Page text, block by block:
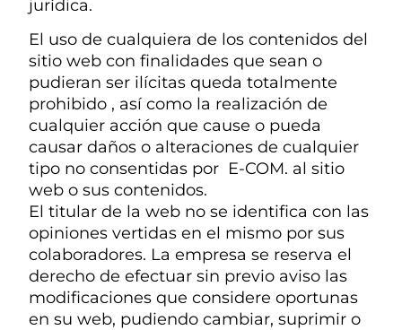
jurídica.
El uso de cualquiera de los contenidos del
sitio web con finalidades que sean o
pudieran ser ilícitas queda totalmente
prohibido , así como la realización de
cualquier acción que cause o pueda
causar daños o alteraciones de cualquier
tipo no consentidas por E-COM. al sitio
web o sus contenidos.
El titular de la web no se identifica con las
opiniones vertidas en el mismo por sus
colaboradores. La empresa se reserva el
derecho de efectuar sin previo aviso las
modificaciones que considere oportunas
en su web, pudiendo cambiar, suprimir o